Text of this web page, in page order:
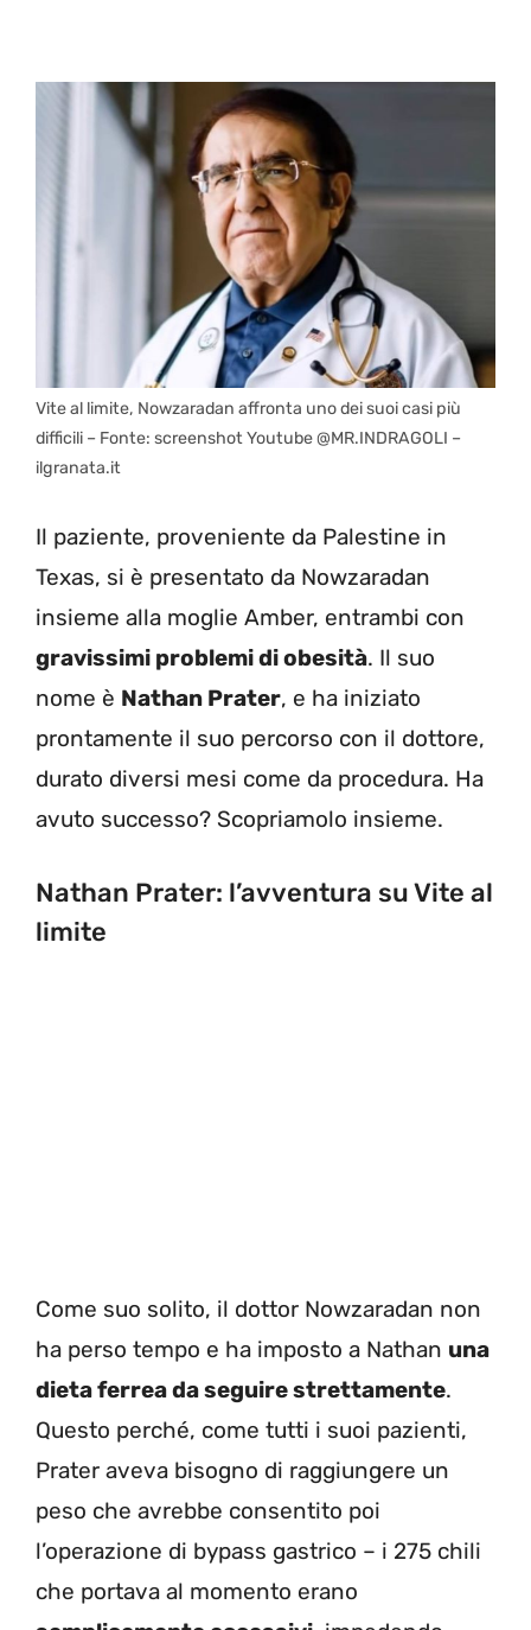
Vite al limite, Nowzaradan affronta uno dei suoi casi più
difficili – Fonte: screenshot Youtube @MR.INDRAGOLI –
ilgranata.it
Il paziente, proveniente da Palestine in
Texas, si è presentato da Nowzaradan
insieme alla moglie Amber, entrambi con
gravissimi problemi di obesità. Il suo
nome è Nathan Prater, e ha iniziato
prontamente il suo percorso con il dottore,
durato diversi mesi come da procedura. Ha
avuto successo? Scopriamolo insieme.
Nathan Prater: l’avventura su Vite al
limite
Come suo solito, il dottor Nowzaradan non
ha perso tempo e ha imposto a Nathan una
dieta ferrea da seguire strettamente.
Questo perché, come tutti i suoi pazienti,
Prater aveva bisogno di raggiungere un
peso che avrebbe consentito poi
l’operazione di bypass gastrico – i 275 chili
che portava al momento erano